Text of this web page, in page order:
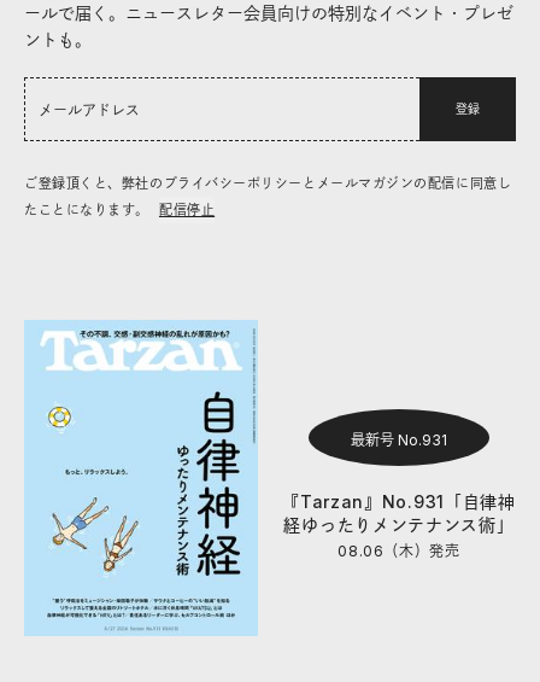
ールで届く。ニュースレター会員向けの特別なイベント・プレゼ
ントも。
登録
ご登録頂くと、弊社のプライバシーポリシーとメールマガジンの配信に同意し
たことになります。
配信停止
最新号 No.931
『Tarzan』No.931「自律神
経ゆったりメンテナンス術」
08.06（木）発売